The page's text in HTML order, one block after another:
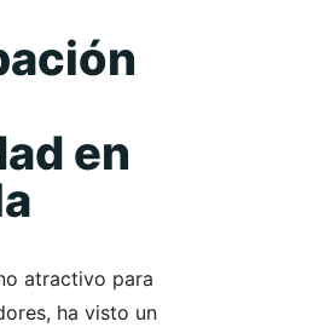
en
atractivo para
ha visto un